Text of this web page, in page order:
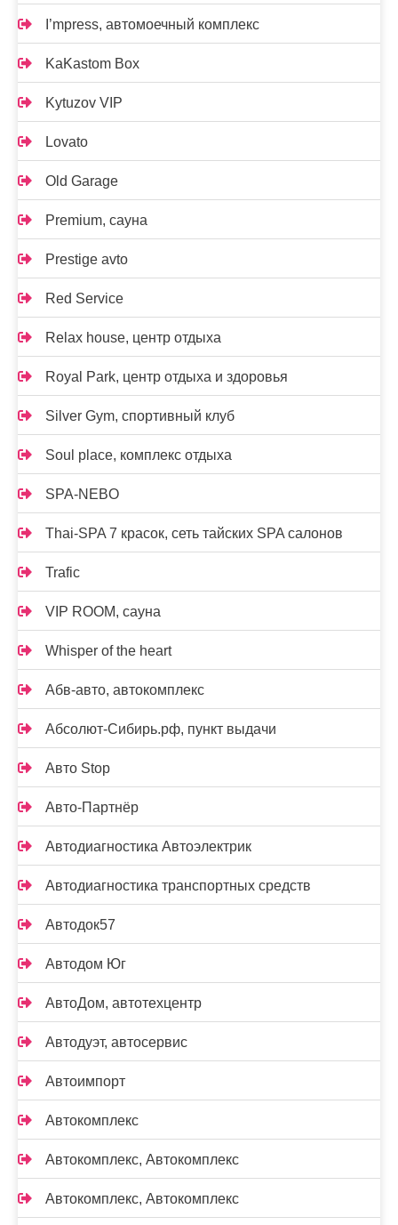
I’mpress, автомоечный комплекс
KaKastom Box
Kytuzov VIP
Lovato
Old Garage
Premium, сауна
Prestige avto
Red Service
Relax house, центр отдыха
Royal Park, центр отдыха и здоровья
Silver Gym, спортивный клуб
Soul place, комплекс отдыха
SPA-NEBO
Thai-SPA 7 красок, сеть тайских SPA салонов
Trafic
VIP ROOM, сауна
Whisper of the heart
Абв-авто, автокомплекс
Абсолют-Сибирь.рф, пункт выдачи
Авто Stop
Авто-Партнёр
Автодиагностика Автоэлектрик
Автодиагностика транспортных средств
Автодок57
Автодом Юг
АвтоДом, автотехцентр
Автодуэт, автосервис
Автоимпорт
Автокомплекс
Автокомплекс, Автокомплекс
Автокомплекс, Автокомплекс